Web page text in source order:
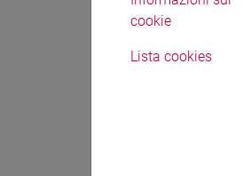
cookie
Lista cookies